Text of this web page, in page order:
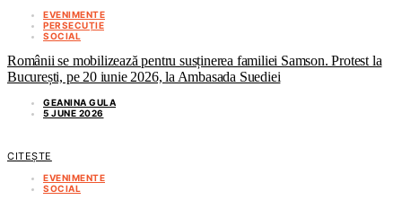
EVENIMENTE
PERSECUȚIE
SOCIAL
Românii se mobilizează pentru susținerea familiei Samson. Protest la
București, pe 20 iunie 2026, la Ambasada Suediei
GEANINA GULA
5 JUNE 2026
CITEȘTE
EVENIMENTE
SOCIAL